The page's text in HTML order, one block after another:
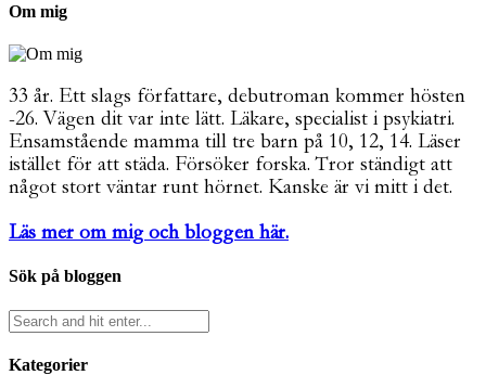
Om mig
33 år. Ett slags författare, debutroman kommer hösten
-26. Vägen dit var inte lätt. Läkare, specialist i psykiatri.
Ensamstående mamma till tre barn på 10, 12, 14. Läser
istället för att städa. Försöker forska. Tror ständigt att
något stort väntar runt hörnet. Kanske är vi mitt i det.
Läs mer om mig och bloggen här.
Sök på bloggen
Kategorier